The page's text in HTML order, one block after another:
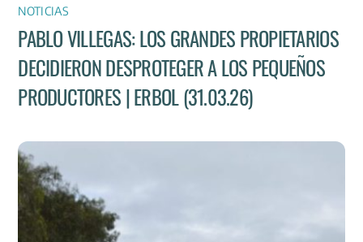
NOTICIAS
PABLO VILLEGAS: LOS GRANDES PROPIETARIOS
DECIDIERON DESPROTEGER A LOS PEQUEÑOS
PRODUCTORES | ERBOL (31.03.26)